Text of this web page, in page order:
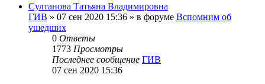
Султанова Татьяна Владимировна
ГИВ » 07 сен 2020 15:36 » в форуме Вспомним об
ушедших
0 Ответы
1773 Просмотры
Последнее сообщение ГИВ
07 сен 2020 15:36